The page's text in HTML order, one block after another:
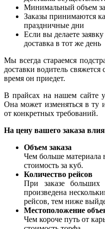
Минимальный объем
Заказы принимаются
праздничные дни
Если вы делаете
доставка в тот же день
Мы всегда стараемся
доставки водитель
время он приедет.
В прайсах на нашем сайте
Она может изменяться в ту
от конкретных требований.
На цену вашего заказа
Объем заказа
Чем больше материала
стоимость за куб.
Количество рейсов
При заказе больших
произведена
рейсов, тем ниже
Местоположение
Чем короче путь от